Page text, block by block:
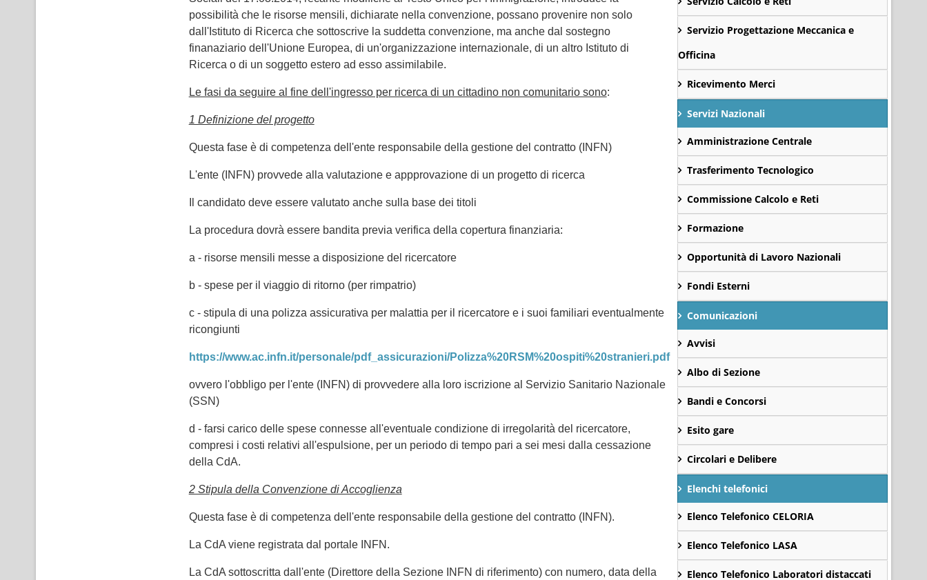
possibilità che le risorse mensili, dichiarate nella convenzione, possano provenire non solo
dall'Istituto di Ricerca che sottoscrive la suddetta convenzione, ma anche dal sostegno
finanaziario dell'Unione Europea, di un'organizzazione internazionale, di un altro Istituto di
Ricerca o di un soggetto estero ad esso assimilabile.
Le fasi da seguire al fine dell'ingresso per ricerca di un cittadino non comunitario sono:
1 Definizione del progetto
Questa fase è di competenza dell'ente responsabile della gestione del contratto (INFN)
L'ente (INFN) provvede alla valutazione e appprovazione di un progetto di ricerca
Il candidato deve essere valutato anche sulla base dei titoli
La procedura dovrà essere bandita previa verifica della copertura finanziaria:
a - risorse mensili messe a disposizione del ricercatore
b - spese per il viaggio di ritorno (per rimpatrio)
c - stipula di una polizza assicurativa per malattia per il ricercatore e i suoi familiari eventualmente
ricongiunti
https://www.ac.infn.it/personale/pdf_assicurazioni/Polizza%20RSM%20ospiti%20stranieri.pdf
ovvero l'obbligo per l'ente (INFN) di provvedere alla loro iscrizione al Servizio Sanitario Nazionale
(SSN)
d - farsi carico delle spese connesse all'eventuale condizione di irregolarità del ricercatore,
compresi i costi relativi all'espulsione, per un periodo di tempo pari a sei mesi dalla cessazione
della CdA.
2 Stipula della Convenzione di Accoglienza
Questa fase è di competenza dell'ente responsabile della gestione del contratto (INFN).
La CdA viene registrata dal portale INFN.
La CdA sottoscritta dall'ente (Direttore della Sezione INFN di riferimento) con numero, data della
Servizio Progettazione Meccanica e
Officina
Ricevimento Merci
Servizi Nazionali
Amministrazione Centrale
Trasferimento Tecnologico
Commissione Calcolo e Reti
Formazione
Opportunità di Lavoro Nazionali
Fondi Esterni
Comunicazioni
Avvisi
Albo di Sezione
Bandi e Concorsi
Esito gare
Circolari e Delibere
Elenchi telefonici
Elenco Telefonico CELORIA
Elenco Telefonico LASA
Elenco Telefonico Laboratori distaccati